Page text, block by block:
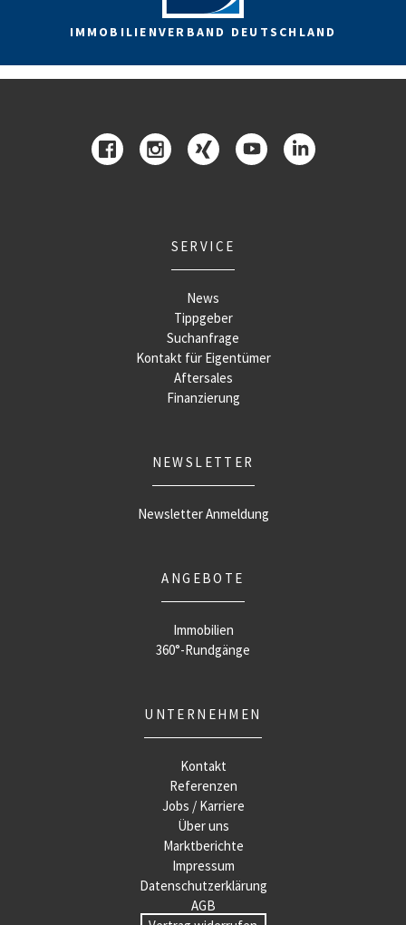
IMMOBILIENVERBAND DEUTSCHLAND
SERVICE
News
Tippgeber
Suchanfrage
Kontakt für Eigentümer
Aftersales
Finanzierung
NEWSLETTER
Newsletter Anmeldung
ANGEBOTE
Immobilien
360°-Rundgänge
UNTERNEHMEN
Kontakt
Referenzen
Jobs / Karriere
Über uns
Marktberichte
Impressum
Datenschutzerklärung
AGB